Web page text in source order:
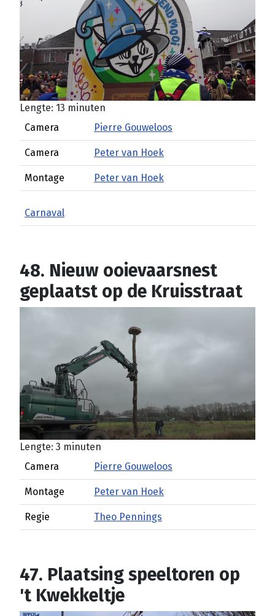
Lengte: 13 minuten
Camera
Pierre Gouweloos
Camera Peter van Hoek
Montage Peter van Hoek
Carnaval
48. Nieuw ooievaarsnest
geplaatst op de Kruisstraat
Lengte: 3 minuten
Camera
Pierre Gouweloos
Montage Peter van Hoek
Regie Theo Pennings
47. Plaatsing speeltoren op
't Kwekkeltje